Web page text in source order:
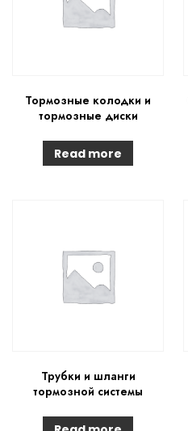
Тормозные колодки и
тормозные диски
Read more
Трубки и шланги
тормозной системы